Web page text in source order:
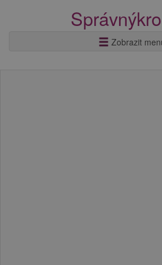
Zobrazit